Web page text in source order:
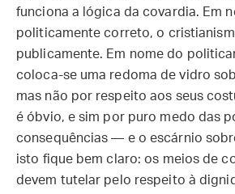
funciona a lógica da covardia. Em
politicamente correto, o
publicamente. Em nome do
coloca-se uma redoma de vidro
mas não por respeito aos seus
é óbvio, e sim por puro medo das
consequências — e o escárnio
isto fique bem claro: os meios de
devem tutelar pelo respeito à